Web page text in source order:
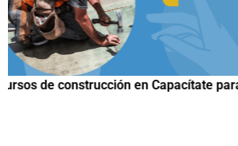
Papuchis y el Sueño Michoacano como